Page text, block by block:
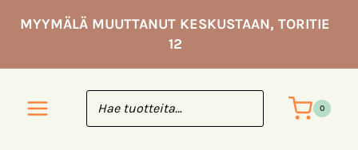
sisältöön
MYYMÄLÄ MUUTTANUT KESKUSTAAN, TORITIE
12
0